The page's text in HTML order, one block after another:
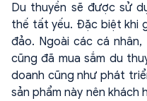
Du thuyền sẽ được sử
thế tất yếu. Đặc biệt khi
đảo. Ngoài các cá
cũng đã mua sắm du
doanh cũng như phát
sản phẩm này nên khách